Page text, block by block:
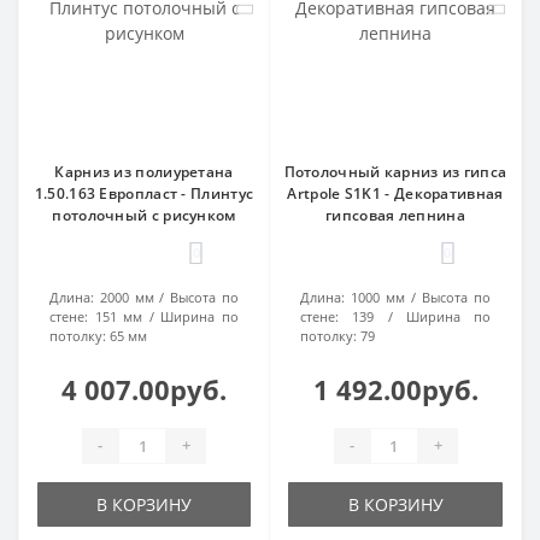
Карниз из полиуретана
1.50.163 Европласт - Плинтус
потолочный с рисунком
Длина: 2000 мм
Высота по
стене: 151 мм
Ширина по
потолку: 65 мм
4 007.00руб.
- +
В КОРЗИНУ
Потолочный карниз из гипса
Artpole S1K1 - Декоративная
гипсовая лепнина
Длина: 1000 мм
Высота по
стене:
139
Ширина по
потолку: 79
1 492.00руб.
- +
В КОРЗИНУ